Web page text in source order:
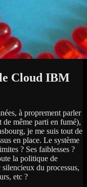
Cloud IBM
à proprement parler
de même parti en fumé),
je me suis tout de
en place. Le système
? Ses faiblesses ?
la politique de
du processus,
etc ?